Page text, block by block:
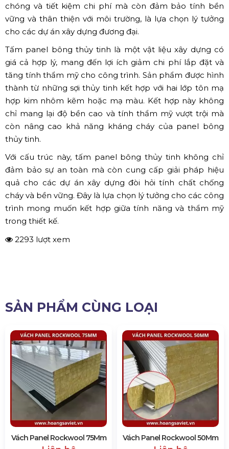
chóng và tiết kiệm chi phí mà còn đảm bảo tính bền
vững và thân thiện với môi trường, là lựa chọn lý tưởng
cho các dự án xây dựng đương đại.
Tấm panel bông thủy tinh là một vật liệu xây dựng có
giá cả hợp lý, mang đến lợi ích giảm chi phí lắp đặt và
tăng tính thẩm mỹ cho công trình. Sản phẩm được hình
thành từ những sợi thủy tinh kết hợp với hai lớp tôn mạ
hợp kim nhôm kẽm hoặc mạ màu. Kết hợp này không
chỉ mang lại độ bền cao và tính thẩm mỹ vượt trội mà
còn nâng cao khả năng kháng cháy của panel bông
thủy tinh.
Với cấu trúc này, tấm panel bông thủy tinh không chỉ
đảm bảo sự an toàn mà còn cung cấp giải pháp hiệu
quả cho các dự án xây dựng đòi hỏi tính chất chống
cháy và bền vững. Đây là lựa chọn lý tưởng cho các công
trình mong muốn kết hợp giữa tính năng và thẩm mỹ
trong thiết kế.
2293 lượt xem
SẢN PHẨM CÙNG LOẠI
Vách Panel Rockwool 75Mm Vách Panel Rockwool 50Mm